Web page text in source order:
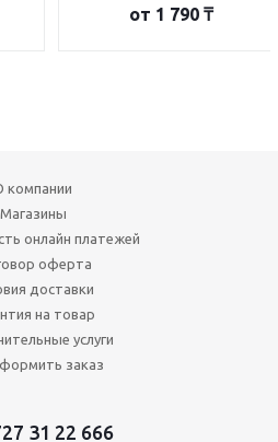
от 1 790 ₸
компании
Магазины
онлайн платежей
оферта
доставки
на товар
услуги
заказ
31 22 666